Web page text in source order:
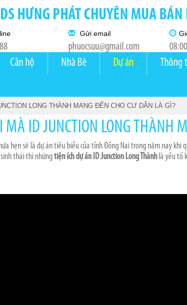
HƯNG PHÁT CHUYÊN MUA
Gửi email
phuocsuu@gmail.com
Căn hộ Nhà Bè Dự án Thông
LONG THÀNH MANG ĐẾN CHO CƯ DÂN LÀ GÌ?
MÀ ID JUNCTION LONG THÀNH
hẹn sẽ là dự án tiêu biểu của tỉnh Đồng Nai trong năm nay
thái thì nhữngtiện ích dự án ID Junction Long Thành là yếu tố